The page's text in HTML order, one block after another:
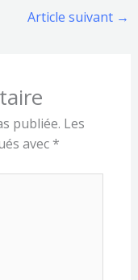
Article suivant →
publiée. Les
avec *